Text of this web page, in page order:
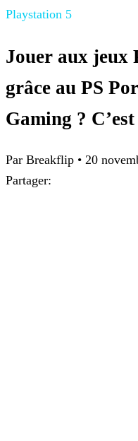
Playstation 5
Jouer aux jeux
grâce au PS
Gaming ?
Par Breakflip • 20
Partager: